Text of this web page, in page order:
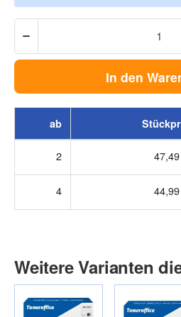
In den
ab
2
4
Weitere Varianten